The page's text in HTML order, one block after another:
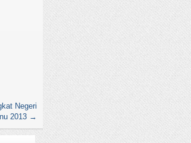
Negeri
2013 →